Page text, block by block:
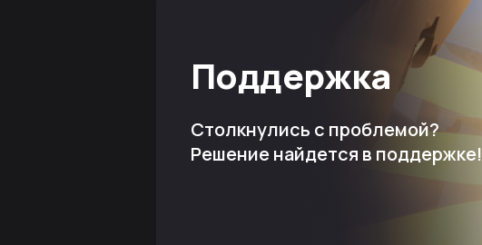
Поддержка
Столкнулись с проблемой?
Решение найдется в поддержке!